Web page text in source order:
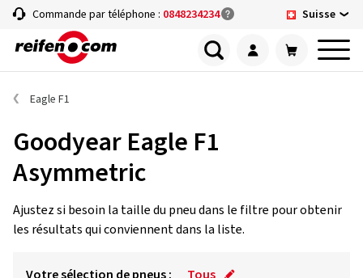
Commande par téléphone : 0848234234 Suisse
Eagle F1
Goodyear Eagle F1
Asymmetric
Ajustez si besoin la taille du pneu dans le filtre pour obtenir
les résultats qui conviennent dans la liste.